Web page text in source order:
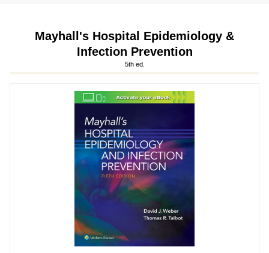
Mayhall's Hospital Epidemiology &
Infection Prevention
5th ed.